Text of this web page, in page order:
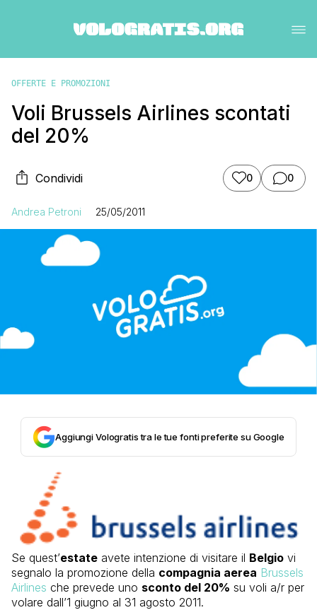
OFFERTE E PROMOZIONI
Voli Brussels Airlines scontati
del 20%
Condividi 0 0
Andrea Petroni 25/05/2011
Aggiungi Vologratis tra le tue fonti preferite su Google
Se quest’estate avete intenzione di visitare il Belgio vi
segnalo la promozione della compagnia aerea Brussels
Airlines che prevede uno sconto del 20% su voli a/r per
volare dall’1 giugno al 31 agosto 2011.